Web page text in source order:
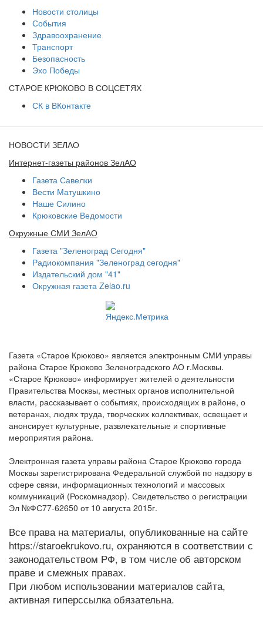
Новости столицы
События
Здравоохранение
Транспорт
Безопасность
Эхо Победы
СТАРОЕ КРЮКОВО В СОЦСЕТЯХ
СК в ВКонтакте
НОВОСТИ ЗЕЛАО
Интернет-газеты районов ЗелАО
Газета Савелки
Вести Матушкино
Наше Силино
Крюковские Ведомости
Окружные СМИ ЗелАО
Газета "Зеленоград Сегодня"
Радиокомпания "Зеленоград сегодня"
Издательский дом "41"
Окружная газета Zelao.ru
Газета «Старое Крюково» является электронным СМИ управы
района Старое Крюково Зеленоградского АО г.Москвы.
«Старое Крюково» информирует жителей о деятельности
Правительства Москвы, местных органов исполнительной
власти, рассказывает о событиях, происходящих в районе, о
ветеранах, людях труда, творческих коллективах, освещает и
анонсирует культурные, развлекательные и спортивные
мероприятия района.
Электронная газета управы района Старое Крюково города
Москвы зарегистрирована Федеральной службой по надзору в
сфере связи, информационных технологий и массовых
коммуникаций (Роскомнадзор). Свидетельство о регистрации
Эл №ФС77-62650 от 10 августа 2015г.
Все права на материалы, опубликованные на сайте
https://staroekrukovo.ru, охраняются в соответствии с
законодательством РФ, в том числе об авторском
праве и смежных правах.
При любом использовании материалов сайта,
активная гиперссылка обязательна.